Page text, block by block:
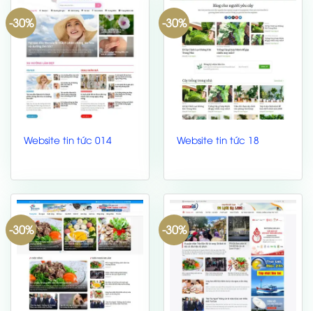
-30%
Website tin tức 014
-30%
Website tin tức 18
-30% -30%